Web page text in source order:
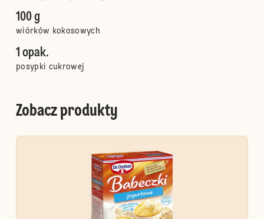
100 g
wiórków kokosowych
1 opak.
posypki cukrowej
Zobacz produkty